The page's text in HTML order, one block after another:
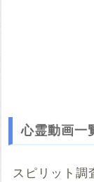
心霊動画一
スピリット調